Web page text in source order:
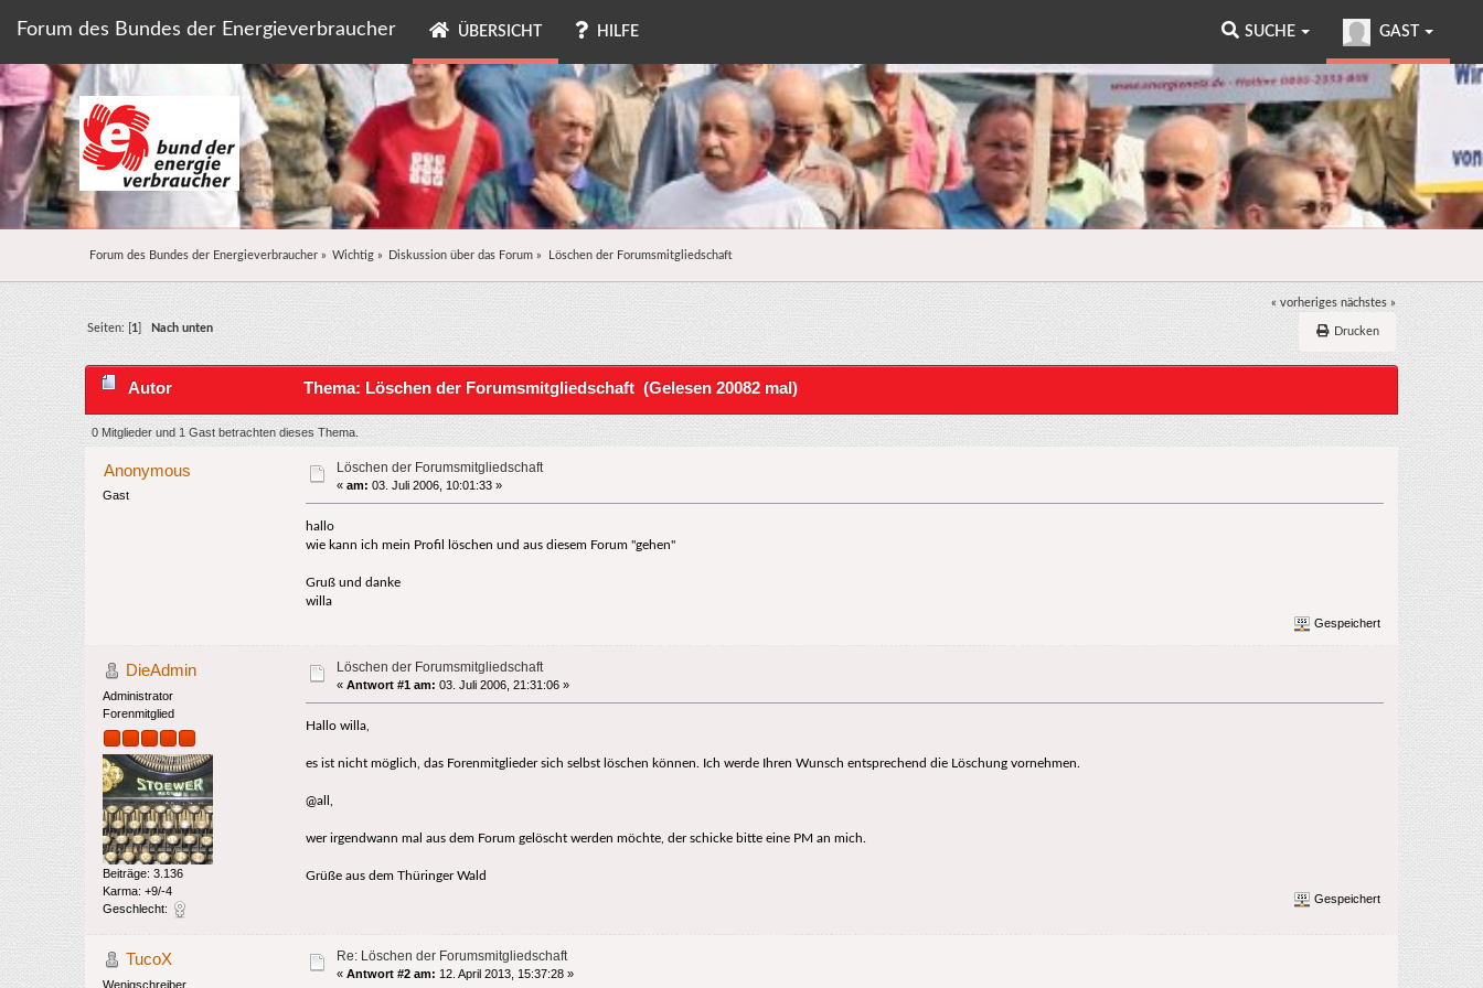
Forum des Bundes der Energieverbraucher ÜBERSICHT HILFE GAST
SUCHE
Forum des Bundes der Energieverbraucher» Wichtig » Diskussion über das Forum » Löschen der Forumsmitgliedschaft
« vorheriges nächstes »
Drucken
Seiten: [ 1 Nach unten
Autor Thema: Löschen der Forumsmitgliedschaft (Gelesen 20082 mal)
0 Mitglieder und 1 Gast betrachten dieses Thema.
Anonymous
Gast
Löschen der Forumsmitgliedschaft
«am: 03. Juli 2006, 10:01:33 »
hallo
wie kann ich mein Profil löschen und aus diesem Forum "gehen"
Gruß und danke
willa
Gespeichert
DieAdmin
Administrator
Forenmitglied
Beiträge: 3.136
Karma: +9/-4
Geschlecht:
Löschen der Forumsmitgliedschaft
«Antwort #1 am: 03. Juli 2006, 21:31:06 »
Hallo willa,
es ist nicht möglich, das Forenmitglieder sich selbst löschen können. Ich werde Ihren Wunsch entsprechend die Löschung vornehmen.
@all,
wer irgendwann mal aus dem Forum gelöscht werden möchte, der schicke bitte eine PM an mich.
Grüße aus dem Thüringer Wald
Gespeichert
TucoX
Wenigschreiber
Re: Löschen der Forumsmitgliedschaft
«Antwort #2 am: 12. April 2013, 15:37:28 »